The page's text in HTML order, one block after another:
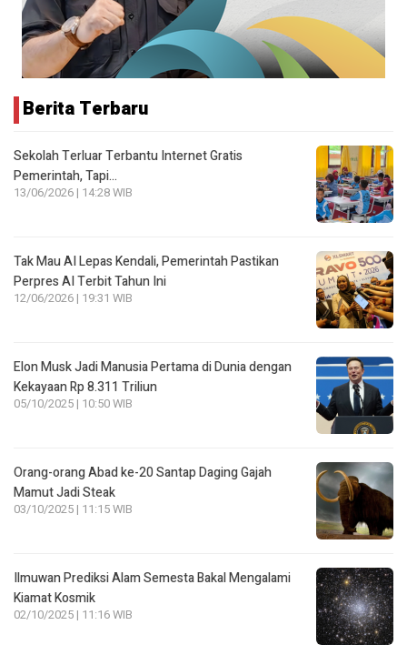
Berita Terbaru
Sekolah Terluar Terbantu Internet Gratis
Pemerintah, Tapi…
13/06/2026 | 14:28 WIB
Tak Mau AI Lepas Kendali, Pemerintah Pastikan
Perpres AI Terbit Tahun Ini
12/06/2026 | 19:31 WIB
Elon Musk Jadi Manusia Pertama di Dunia dengan
Kekayaan Rp 8.311 Triliun
05/10/2025 | 10:50 WIB
Orang-orang Abad ke-20 Santap Daging Gajah
Mamut Jadi Steak
03/10/2025 | 11:15 WIB
Ilmuwan Prediksi Alam Semesta Bakal Mengalami
Kiamat Kosmik
02/10/2025 | 11:16 WIB